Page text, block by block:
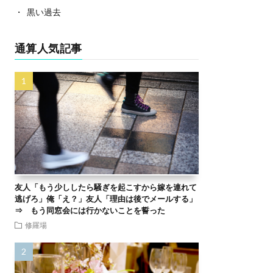
黒い過去
通算人気記事
友人「もう少ししたら騒ぎを起こすから嫁を連れて
逃げろ」俺「え？」友人「理由は後でメールする」
⇒ もう同窓会には行かないことを誓った
修羅場